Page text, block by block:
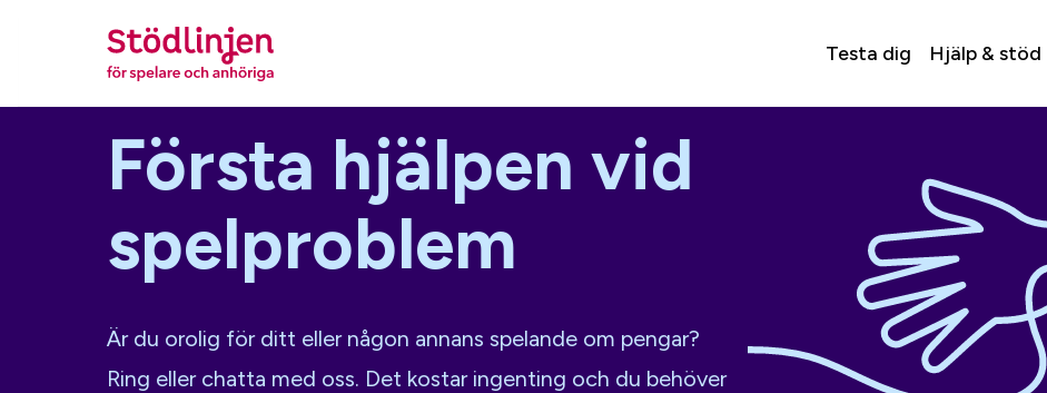
Testa dig Hjälp & stöd
Första hjälpen vid
spelproblem
Är du orolig för ditt eller någon annans spelande om pengar?
Ring eller chatta med oss. Det kostar ingenting och du behöver